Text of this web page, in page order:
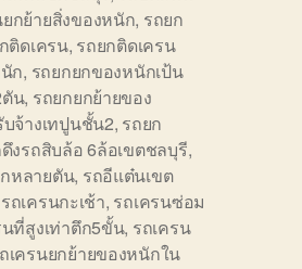
กย้ายสิ่งของหนัก, รถยก
ติดเครน, รถยกติดเครน
ก, รถยกยกของหนักเป้น
น, รถยกยกย้ายของ
จ้างเทปูนชั้น2, รถยก
งรถสิบล้อ 6ล้อเขตชลบุรี,
หลายตัน, รถอีแต๋นเขต
รถเครนกะเช้า, รถเครนซ่อม
นที่สูงเท่าตึก5ขั้น, รถเครน
เครนยกย้ายของหนักใน